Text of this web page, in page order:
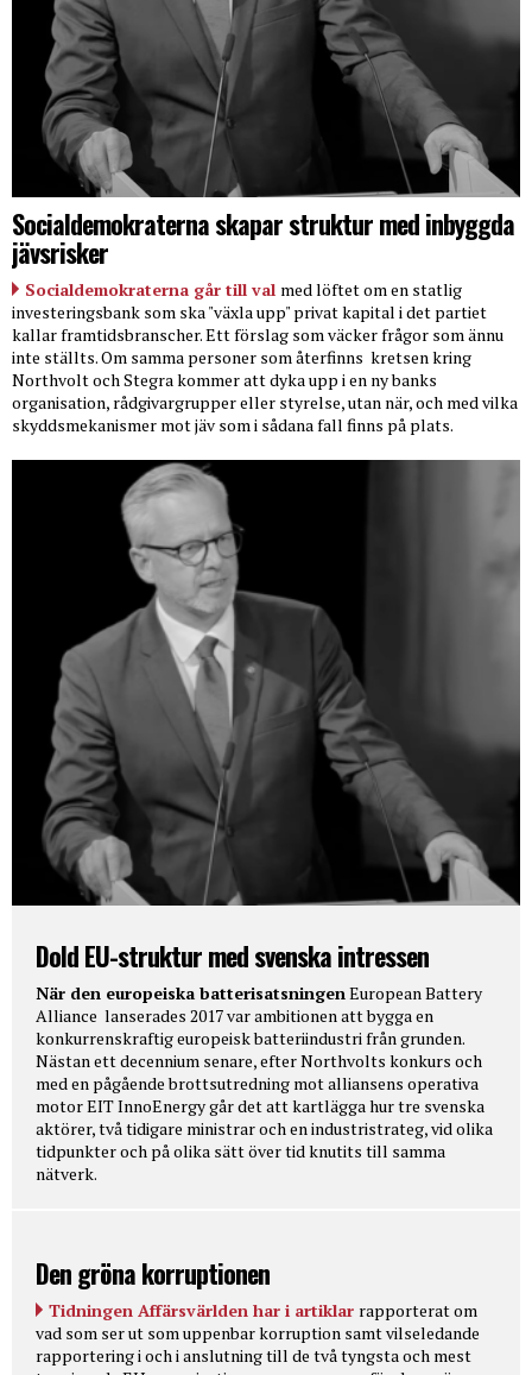
Socialdemokraterna skapar struktur med inbyggda
jävsrisker
Socialdemokraterna går till val med löftet om en statlig
investeringsbank som ska "växla upp" privat kapital i det partiet
kallar framtidsbranscher. Ett förslag som väcker frågor som ännu
inte ställts. Om samma personer som återfinns kretsen kring
Northvolt och Stegra kommer att dyka upp i en ny banks
organisation, rådgivargrupper eller styrelse, utan när, och med vilka
skyddsmekanismer mot jäv som i sådana fall finns på plats.
Dold EU-struktur med svenska intressen
När den europeiska batterisatsningenEuropean Battery
Alliance lanserades 2017 var ambitionen att bygga en
konkurrenskraftig europeisk batteriindustri från grunden.
Nästan ett decennium senare, efter Northvolts konkurs och
med en pågående brottsutredning mot alliansens operativa
motor EIT InnoEnergy går det att kartlägga hur tre svenska
aktörer, två tidigare ministrar och en industristrateg, vid olika
tidpunkter och på olika sätt över tid knutits till samma
nätverk.
Den gröna korruptionen
Tidningen Affärsvärlden har i artiklar rapporterat om
vad som ser ut som uppenbar korruption samt vilseledande
rapportering i och i anslutning till de två tyngsta och mest